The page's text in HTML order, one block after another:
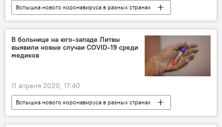
Вспышка нового коронавируса в разных странах
Видео
Мультимедиа
Великобритания
коронавирус
В больнице на юго-западе Литвы
выявили новые случаи COVID-19 среди
медиков
11 апреля 2020, 17:40
Вспышка нового коронавируса в разных странах
Общество
Мариямполе
Литва